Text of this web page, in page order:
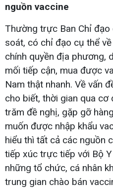
nguồn vaccine
Thường trực Ban Chỉ đạo
soát, có chỉ đạo cụ thể
chính quyền địa phương,
mối tiếp cận, mua được
Nam thật nhanh. Về vấn
cho biết, thời gian qua cơ
trăm đề nghị, gặp gỡ
muốn được nhập khẩu
hiểu thì tất cả các nguồn
tiếp xúc trực tiếp với Bộ
những tổ chức, cá nhân
trung gian chào bán